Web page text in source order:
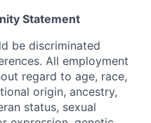
Statement
be discriminated
All employment
regard to age, race,
origin, ancestry,
status, sexual